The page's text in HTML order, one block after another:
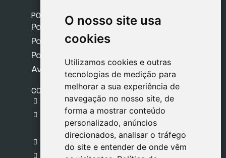
O nosso site usa
cookies
Utilizamos cookies e outras
tecnologias de medição para
melhorar a sua experiência de
navegação no nosso site, de
forma a mostrar conteúdo
personalizado, anúncios
direcionados, analisar o tráfego
do site e entender de onde vêm
O nosso site usa
cookies
Utilizamos cookies e outras
tecnologias de medição para
melhorar a sua experiência de
navegação no nosso site, de
forma a mostrar conteúdo
personalizado, anúncios
direcionados, analisar o tráfego
do site e entender de onde vêm
POLÍTICAS
Política de Envios
Política de Cookies
Política de Privacidade
Aviso Legal
CONTACTO
gestion@safeliz.com
C. del Pradillo, 6, 28770 Colmenar Viejo,
Madrid
+34 918 459 877
Segunda a Sexta